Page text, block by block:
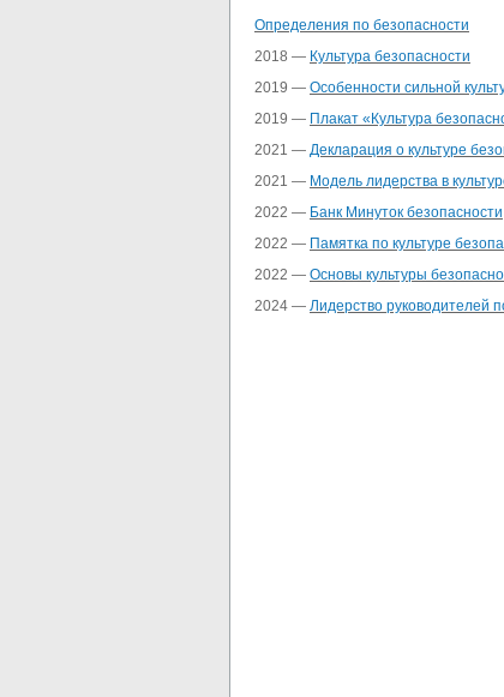
Определения по безопасности
2018 — Культура безопасности
2019 — Особенности сильной
2019 — Плакат «Культура
2021 — Декларация о культуре
2021 — Модель лидерства в
2022 — Банк Минуток безопасности
2022 — Памятка по культуре
2022 — Основы культуры
2024 — Лидерство руководителей